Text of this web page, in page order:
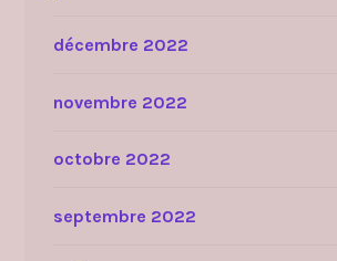
décembre 2022
novembre 2022
octobre 2022
septembre 2022